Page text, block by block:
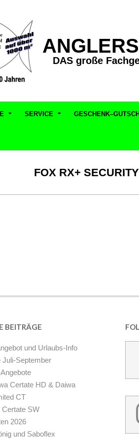
DAS große
SERVICE
FOX RX+
BEITRÄGE
und Urlaubs-Info
Juli-September
Certate HD & Daiwa
CT
Certate SW
2026
und Saboflex